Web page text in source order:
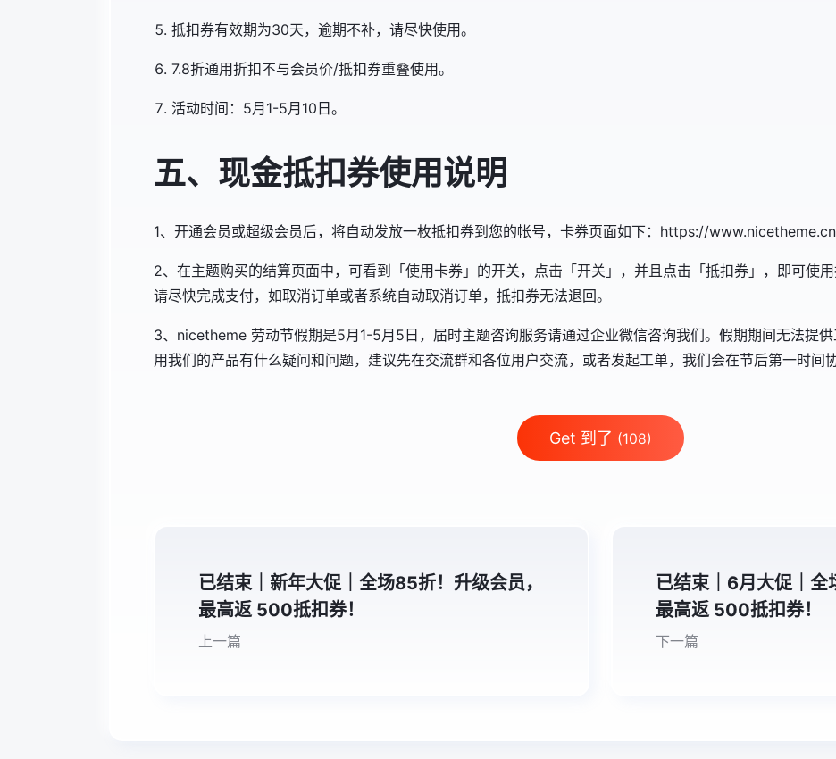
抵扣券有效期为30天，逾期不补，请尽快使用。
7.8折通用折扣不与会员价/抵扣券重叠使用。
活动时间：5月1-5月10日。
五、现金抵扣券使用说明
1、开通会员或超级会员后，将自动发放一枚抵扣券到您的帐号，卡券页面如下：https://
2、在主题购买的结算页面中，可看到「使用卡券」的开关，点击「开关」，并且点击「抵扣券」，即可使用
请尽快完成支付，如取消订单或者系统自动取消订单，抵扣券无法退回。
3、nicetheme 劳动节假期是5月1-5月5日，届时主题咨询服务请通过企业微信咨询我们。假期期间无法提
用我们的产品有什么疑问和问题，建议先在交流群和各位用户交流，或者发起工单，我们会在节后第一时间
Get 到了 (108)
已结束｜新年大促｜全场85折！升级会员，
最高返 500抵扣券！
上一篇
已结束｜6月大促｜全
最高返 500抵扣券！
下一篇